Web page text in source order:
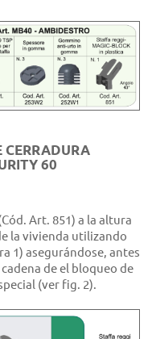
CERRADURA
60
Art. 851) a la altura
la vivienda utilizando
1) asegurándose, antes
de el bloqueo de
(ver fig. 2).